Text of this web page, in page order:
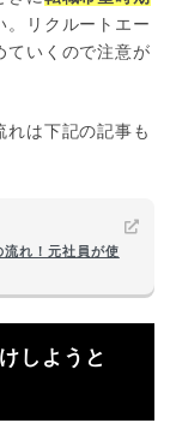
。リクルートエー
ていくので注意が
れは下記の記事も
流れ！元社員が使
しようと